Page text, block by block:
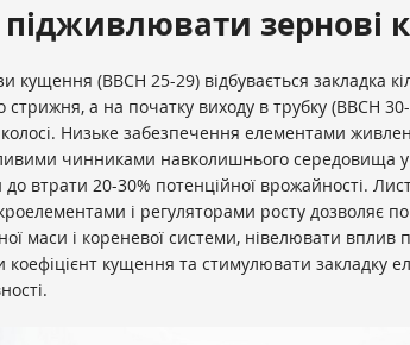
зернові
кущення (BBCH 25-29) відбувається закладка
стрижня, а на початку виходу в трубку (BBCH
колосі. Низьке забезпечення елементами
чинниками навколишнього середовища
до втрати 20-30% потенційної врожайності.
і регуляторами росту дозволяє
маси і кореневої системи, нівелювати вплив
коефіцієнт кущення та стимулювати закладку